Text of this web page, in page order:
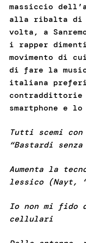
massiccio
alla ribalta di
volta, a
i rapper
movimento di
di fare la
italiana
smartphone e
Tutti scemi
“Bastardi
Aumenta la
lessico (Nayt,
Io non mi fido
cellulari